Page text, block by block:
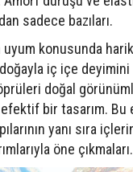
sadece bazıları.
uyum konusunda
iç içe deyimini
doğal
bir tasarım. Bu
yanı sıra
öne çıkmaları.